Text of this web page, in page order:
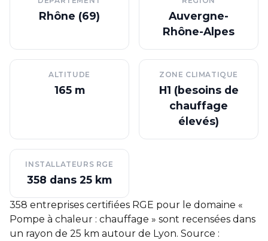
Rhône (69)
Auvergne-
Rhône-Alpes
ALTITUDE
165 m
ZONE CLIMATIQUE
H1 (besoins de
chauffage
élevés)
INSTALLATEURS RGE
358 dans 25 km
358 entreprises certifiées RGE pour le domaine «
Pompe à chaleur : chauffage » sont recensées dans
un rayon de 25 km autour de Lyon. Source :